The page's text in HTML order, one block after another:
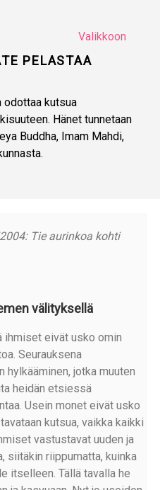
Valikkoon
PELASTAA
odottaa kutsua
Hänet tunnetaan
Buddha, Imam Mahdi,
Tie aurinkoa kohti
välityksellä
ihmiset eivät usko omin
Seurauksena
jotka muuten
heidän etsiessä
Usein monet eivät usko
kutsua, vaikka kaikki
vastustavat uuden ja
siitäkin riippumatta, kuinka
itselleen. Tällä tavalla he